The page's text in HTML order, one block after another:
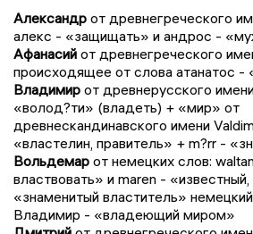
Александр от древнегреческого
алекс - «защищать» и андрос -
Афанасий от древнегреческого
происходящее от слова атанатос -
Владимир от древнерусского
«волод?ти» (владеть) + «мир» от
древнескандинавского имени
«властелин, правитель» + m?rr -
Вольдемар от немецких слов:
властвовать» и maren - «известный,
«знаменитый властитель»
Владимир - «владеющий миром»